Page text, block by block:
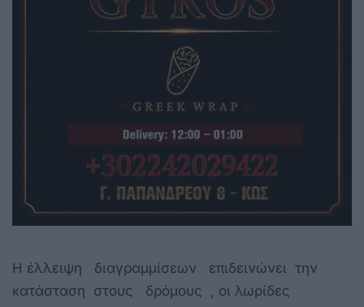
Η έλλειψη διαγραμμίσεων επιδεινώνει την
κατάσταση στους δρόμους , οι λωρίδες